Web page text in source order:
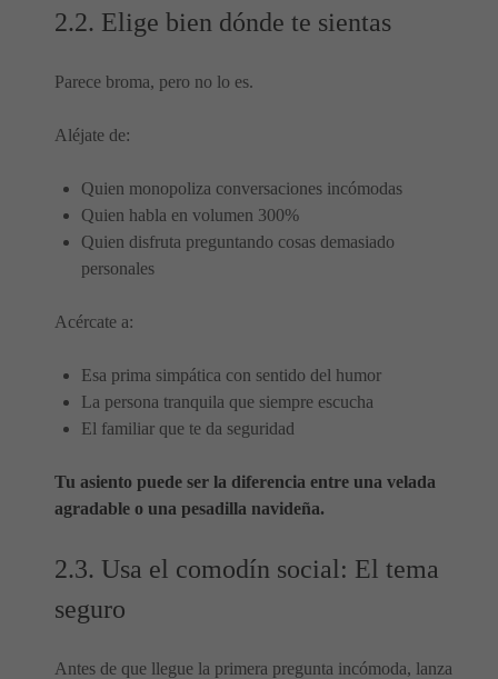
2.2. Elige bien dónde te sientas
Parece broma, pero no lo es.
Aléjate de:
Quien monopoliza conversaciones incómodas
Quien habla en volumen 300%
Quien disfruta preguntando cosas demasiado
personales
Acércate a:
Esa prima simpática con sentido del humor
La persona tranquila que siempre escucha
El familiar que te da seguridad
Tu asiento puede ser la diferencia entre una velada
agradable o una pesadilla navideña.
2.3. Usa el comodín social: El tema
seguro
Antes de que llegue la primera pregunta incómoda, lanza